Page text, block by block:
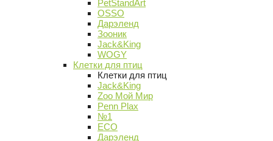
PetStandArt
OSSO
Дарэленд
Зооник
Jack&King
WOGY
Клетки для птиц
Клетки для птиц
Jack&King
Zoo Мой Мир
Penn Plax
№1
ECO
Дарэленд